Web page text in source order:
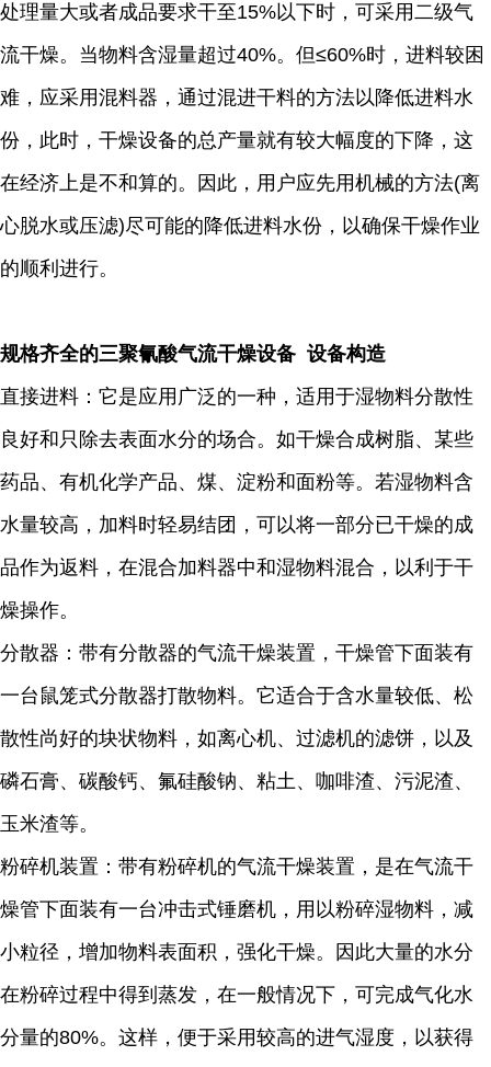
处理量大或者成品要求干至15%以下时，可采用二级气
流干燥。当物料含湿量超过40%。但≤60%时，进料较困
难，应采用混料器，通过混进干料的方法以降低进料水
份，此时，干燥设备的总产量就有较大幅度的下降，这
在经济上是不和算的。因此，用户应先用机械的方法(离
心脱水或压滤)尽可能的降低进料水份，以确保干燥作业
的顺利进行。
规格齐全的三聚氰酸气流干燥设备 设备构造
直接进料：它是应用广泛的一种，适用于湿物料分散性
良好和只除去表面水分的场合。如干燥合成树脂、某些
药品、有机化学产品、煤、淀粉和面粉等。若湿物料含
水量较高，加料时轻易结团，可以将一部分已干燥的成
品作为返料，在混合加料器中和湿物料混合，以利于干
燥操作。
分散器：带有分散器的气流干燥装置，干燥管下面装有
一台鼠笼式分散器打散物料。它适合于含水量较低、松
散性尚好的块状物料，如离心机、过滤机的滤饼，以及
磷石膏、碳酸钙、氟硅酸钠、粘土、咖啡渣、污泥渣、
玉米渣等。
粉碎机装置：带有粉碎机的气流干燥装置，是在气流干
燥管下面装有一台冲击式锤磨机，用以粉碎湿物料，减
小粒径，增加物料表面积，强化干燥。因此大量的水分
在粉碎过程中得到蒸发，在一般情况下，可完成气化水
分量的80%。这样，便于采用较高的进气湿度，以获得